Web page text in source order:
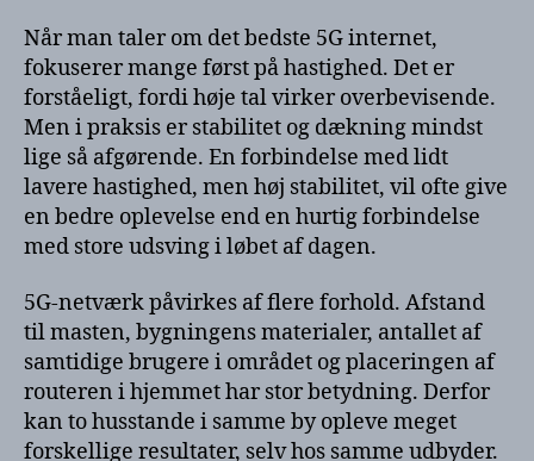
Når man taler om det bedste 5G internet,
fokuserer mange først på hastighed. Det er
forståeligt, fordi høje tal virker overbevisende.
Men i praksis er stabilitet og dækning mindst
lige så afgørende. En forbindelse med lidt
lavere hastighed, men høj stabilitet, vil ofte give
en bedre oplevelse end en hurtig forbindelse
med store udsving i løbet af dagen.
5G-netværk påvirkes af flere forhold. Afstand
til masten, bygningens materialer, antallet af
samtidige brugere i området og placeringen af
routeren i hjemmet har stor betydning. Derfor
kan to husstande i samme by opleve meget
forskellige resultater, selv hos samme udbyder.